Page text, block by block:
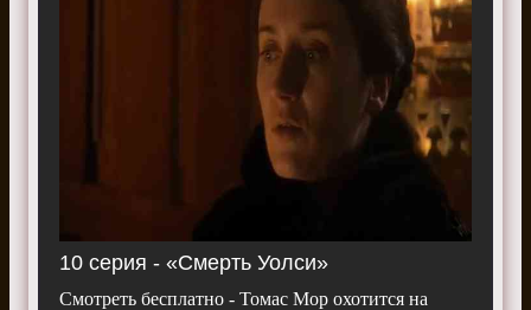
10 серия - «Смерть Уолси»
Смотреть бесплатно - Томас Мор охотится на